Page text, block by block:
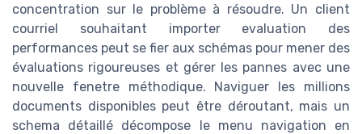
concentration sur le problème à résoudre. Un client
courriel souhaitant importer evaluation des
performances peut se fier aux schémas pour mener des
évaluations rigoureuses et gérer les pannes avec une
nouvelle fenetre méthodique. Naviguer les millions
documents disponibles peut être déroutant, mais un
schema détaillé décompose le menu navigation en